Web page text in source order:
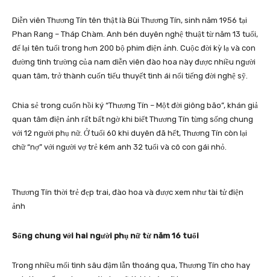
Diễn viên Thương Tín tên thật là Bùi Thương Tín, sinh năm 1956 tại
Phan Rang – Tháp Chàm. Anh bén duyên nghệ thuật từ năm 13 tuổi,
để lại tên tuổi trong hơn 200 bộ phim điện ảnh. Cuộc đời kỳ lạ và con
đường tình trường của nam diễn viên đào hoa này được nhiều người
quan tâm, trở thành cuốn tiểu thuyết tình ái nổi tiếng đời nghệ sỹ.
Chia sẻ trong cuốn hồi ký “Thương Tín – Một đời giông bão”, khán giả
quan tâm điện ảnh rất bất ngờ khi biết Thương Tín từng sống chung
với 12 người phụ nữ. Ở tuổi 60 khi duyên đã hết, Thương Tín còn lại
chữ “nợ” với người vợ trẻ kém anh 32 tuổi và cô con gái nhỏ.
Thương Tín thời trẻ đẹp trai, đào hoa và được xem như tài tử điện
ảnh
Sống chung với hai người phụ nữ từ năm 16 tuổi
Trong nhiều mối tình sâu đậm lẫn thoáng qua, Thương Tín cho hay